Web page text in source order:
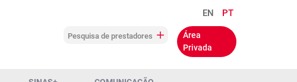
EN PT
Área
Privada
Pesquisa de prestadores